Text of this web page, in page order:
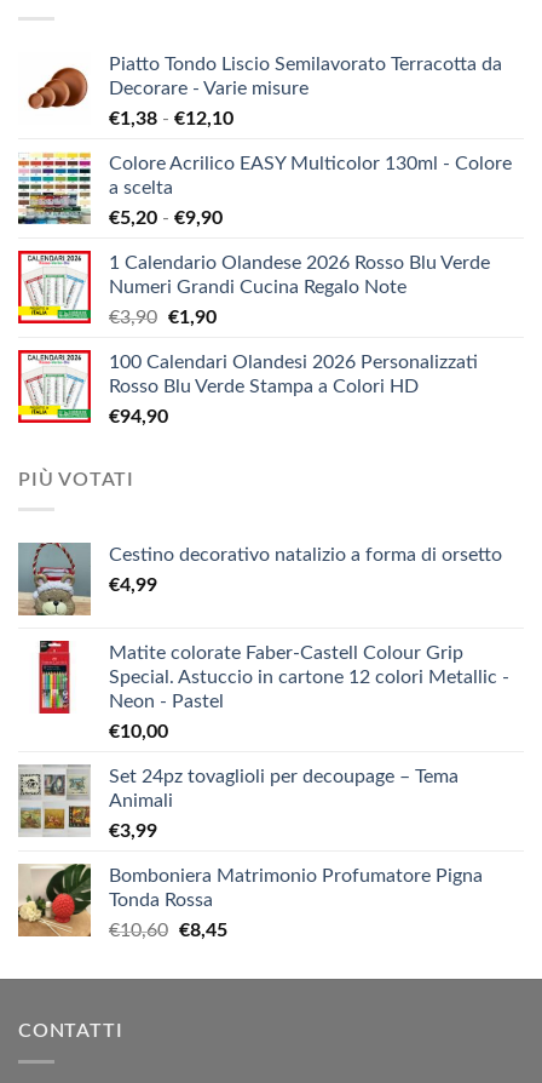
Piatto Tondo Liscio Semilavorato Terracotta da
Decorare - Varie misure
€1,38 - €12,10Fascia
prezzo:
€12,10
Colore Acrilico EASY Multicolor 130ml - Colore
a scelta
€5,20 - €9,90Fascia
prezzo:
da
€9,90
1 Calendario Olandese 2026 Rosso Blu Verde
Numeri Grandi Cucina Regalo Note
€3,90 Il
originale
era:
€3,90.
€1,90Il
attuale
è:
100 Calendari Olandesi 2026 Personalizzati
Rosso Blu Verde Stampa a Colori HD
€94,90
PIÙ VOTATI
Cestino decorativo natalizio a forma di orsetto
€4,99
Matite colorate Faber-Castell Colour Grip
Special. Astuccio in cartone 12 colori Metallic -
Neon - Pastel
€10,00
Set 24pz tovaglioli per decoupage – Tema
Animali
€3,99
Bomboniera Matrimonio Profumatore Pigna
Tonda Rossa
€10,60 Il
originale
€8,45Il
attuale
CONTATTI